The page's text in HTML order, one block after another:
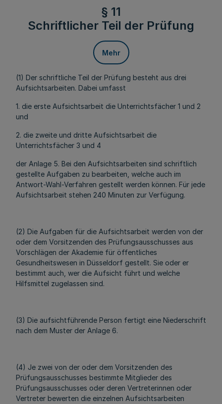
§ 11
Schriftlicher Teil der Prüfung
Mehr
(1) Der schriftliche Teil der Prüfung besteht aus drei
Aufsichtsarbeiten. Dabei umfasst
1. die erste Aufsichtsarbeit die Unterrichtsfächer 1 und 2
und
2. die zweite und dritte Aufsichtsarbeit die
Unterrichtsfächer 3 und 4
der Anlage 5. Bei den Aufsichtsarbeiten sind schriftlich
gestellte Aufgaben zu bearbeiten, welche auch im
Antwort-Wahl-Verfahren gestellt werden können. Für jede
Aufsichtsarbeit stehen 240 Minuten zur Verfügung.
(2) Die Aufgaben für die Aufsichtsarbeit werden von der
oder dem Vorsitzenden des Prüfungsausschusses aus
Vorschlägen der Akademie für öffentliches
Gesundheitswesen in Düsseldorf gestellt. Sie oder er
bestimmt auch, wer die Aufsicht führt und welche
Hilfsmittel zugelassen sind.
(3) Die aufsichtführende Person fertigt eine Niederschrift
nach dem Muster der Anlage 6.
(4) Je zwei von der oder dem Vorsitzenden des
Prüfungsausschusses bestimmte Mitglieder des
Prüfungsausschusses oder deren Vertreterinnen oder
Vertreter bewerten die einzelnen Aufsichtsarbeiten